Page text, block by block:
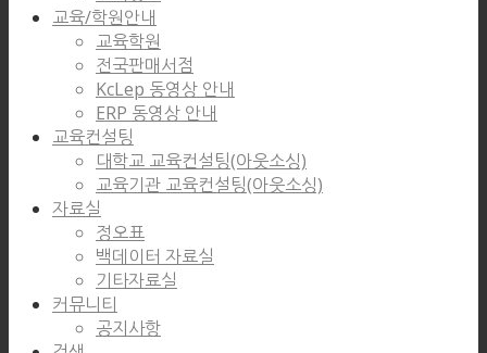
교육/학원안내
교육학원
전국판매서점
KcLep 동영상 안내
ERP 동영상 안내
교육컨설팅
대학교 교육컨설팅(아웃소싱)
교육기관 교육컨설팅(아웃소싱)
자료실
정오표
백데이터 자료실
기타자료실
커뮤니티
공지사항